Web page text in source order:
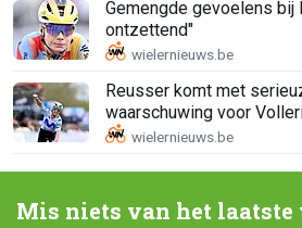
Gemengde gevoelens bij
ontzettend"
Reusser komt met
waarschuwing voor
Mis niets van het laatste